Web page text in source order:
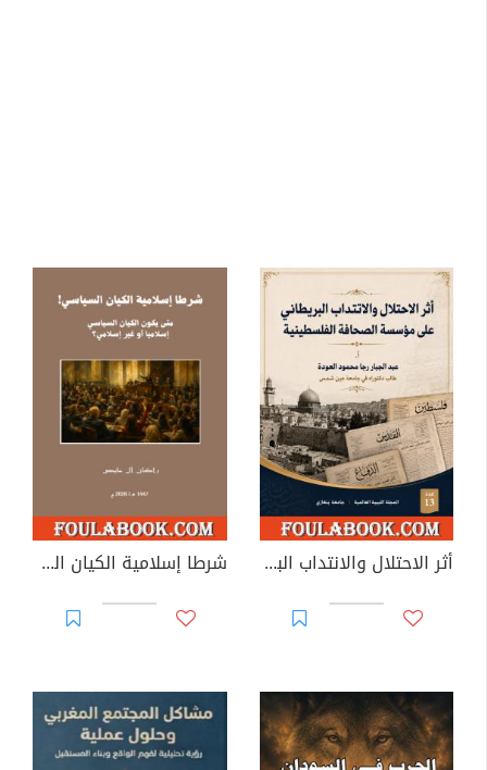
أثر الاحتلال والانتداب البريطاني على مؤسسة الصحافة الفلسطينية شرطا إسلامية الكيان السياسي: متى يكون الكيان السياسي إسلاميا أو غير إسلامي